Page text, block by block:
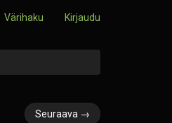
Värihaku Kirjaudu
Seuraava →